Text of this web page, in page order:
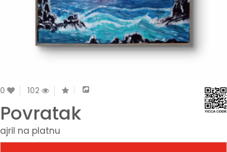
0 102
Povratak
ajril na platnu